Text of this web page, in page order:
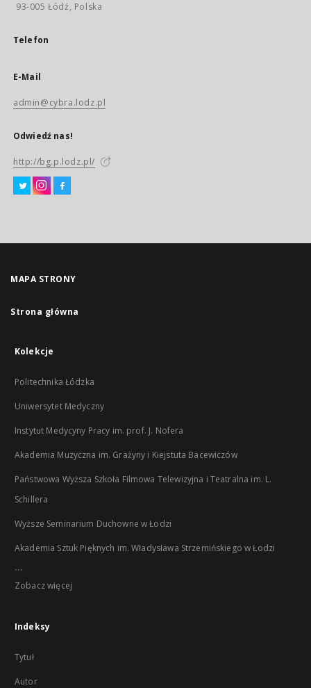
93-005 Łódź, Polska
Telefon
E-Mail
admin@cybra.lodz.pl
Odwiedź nas!
http://bg.p.lodz.pl/
MAPA STRONY
Strona główna
Kolekcje
Politechnika Łódzka
Uniwersytet Medyczny
Instytut Medycyny Pracy im. prof. J. Nofera
Akademia Muzyczna im. Grażyny i Kiejstuta Bacewiczów
Państwowa Wyższa Szkoła Filmowa Telewizyjna i Teatralna im. L.
Schillera
Wyższe Seminarium Duchowne w Łodzi
Akademia Sztuk Pięknych im. Władysława Strzemińskiego w Łodzi
...
Zobacz więcej
Indeksy
Tytuł
Autor